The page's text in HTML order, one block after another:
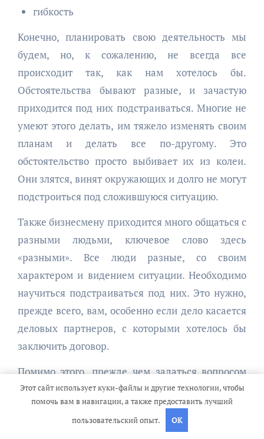
гибкость
Конечно, планировать свою деятельность мы
будем, но, к сожалению, не всегда все
происходит так, как нам хотелось бы.
Обстоятельства бывают разные, и зачастую
приходится под них подстраиваться. Многие не
умеют этого делать, им тяжело изменять своим
планам и делать все по-другому. Это
обстоятельство просто выбивает их из колеи.
Они злятся, винят окружающих и долго не могут
подстроиться под сложившуюся ситуацию.
Также бизнесмену приходится много общаться с
разными людьми, ключевое слово здесь
«разными». Все люди разные, со своим
характером и видением ситуации. Необходимо
научиться подстраиваться под них. Это нужно,
прежде всего, вам, особенно если дело касается
деловых партнеров, с которыми хотелось бы
заключить договор.
Помимо этого, прежде чем задаться вопросом
как стать бизнесменом, научитесь правилам
делового этикета. Это очень важно! Во многом от
того, как будут проходить переговоры, зависит
Этот сайт использует куки-файлы и другие технологии, чтобы
помочь вам в навигации, а также предоставить лучший
пользовательский опыт.
OK